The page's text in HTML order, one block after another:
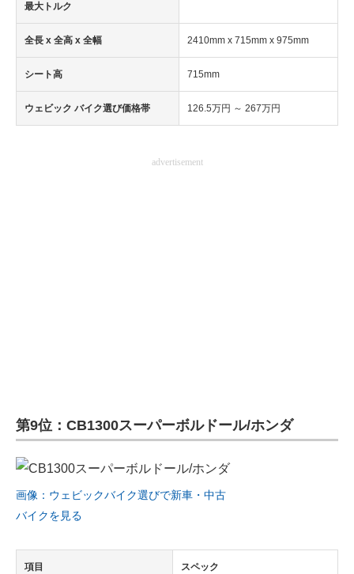
ITエンジニア向け専門サイト
企業向けIT製品の総合サイト
IT製品の技術・比較・事例
製造業のIT導入・活用を支援
最大トルク
全長 x 全高 x 全幅 2410mm x 715mm x 975mm
シート高 715mm
ウェビック バイク選び価格帯 126.5万円 ～ 267万円
advertisement
第9位：CB1300スーパーボルドール/ホンダ
画像：ウェビックバイク選びで新車・中古
バイクを見る
項目 スペック